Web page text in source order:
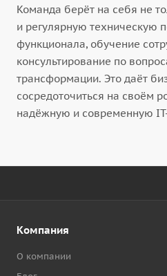
Команда берёт на себя не
и регулярную техническую
функционала, обучение
консультирование по
трансформации. Это даёт
сосредоточиться на своём
надёжную и современную
Компания
О компании